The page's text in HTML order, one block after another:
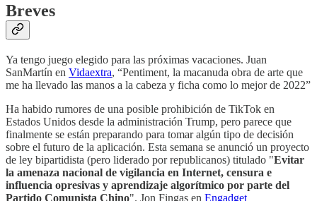
Breves
Ya tengo juego elegido para las próximas vacaciones. Juan
SanMartín en Vidaextra, “Pentiment, la macanuda obra de arte que
me ha llevado las manos a la cabeza y ficha como lo mejor de 2022”
Ha habido rumores de una posible prohibición de TikTok en
Estados Unidos desde la administración Trump, pero parece que
finalmente se están preparando para tomar algún tipo de decisión
sobre el futuro de la aplicación. Esta semana se anunció un proyecto
de ley bipartidista (pero liderado por republicanos) titulado "Evitar
la amenaza nacional de vigilancia en Internet, censura e
influencia opresivas y aprendizaje algorítmico por parte del
Partido Comunista Chino". Jon Fingas en Engadget